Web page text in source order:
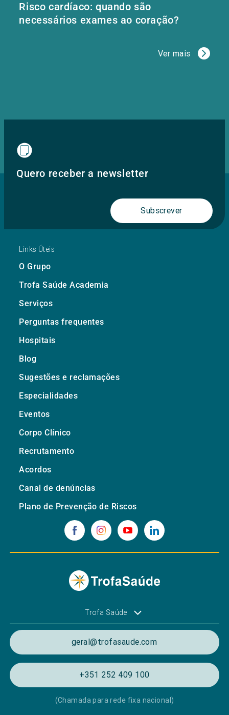
Risco cardíaco: quando são
necessários exames ao coração?
Ver mais
Quero receber a newsletter
Subscrever
Links Úteis
O Grupo
Trofa Saúde Academia
Serviços
Perguntas frequentes
Hospitais
Blog
Sugestões e reclamações
Especialidades
Eventos
Corpo Clínico
Recrutamento
Acordos
Canal de denúncias
Plano de Prevenção de Riscos
Trofa Saúde
geral@trofasaude.com
+351 252 409 100
(Chamada para rede fixa nacional)